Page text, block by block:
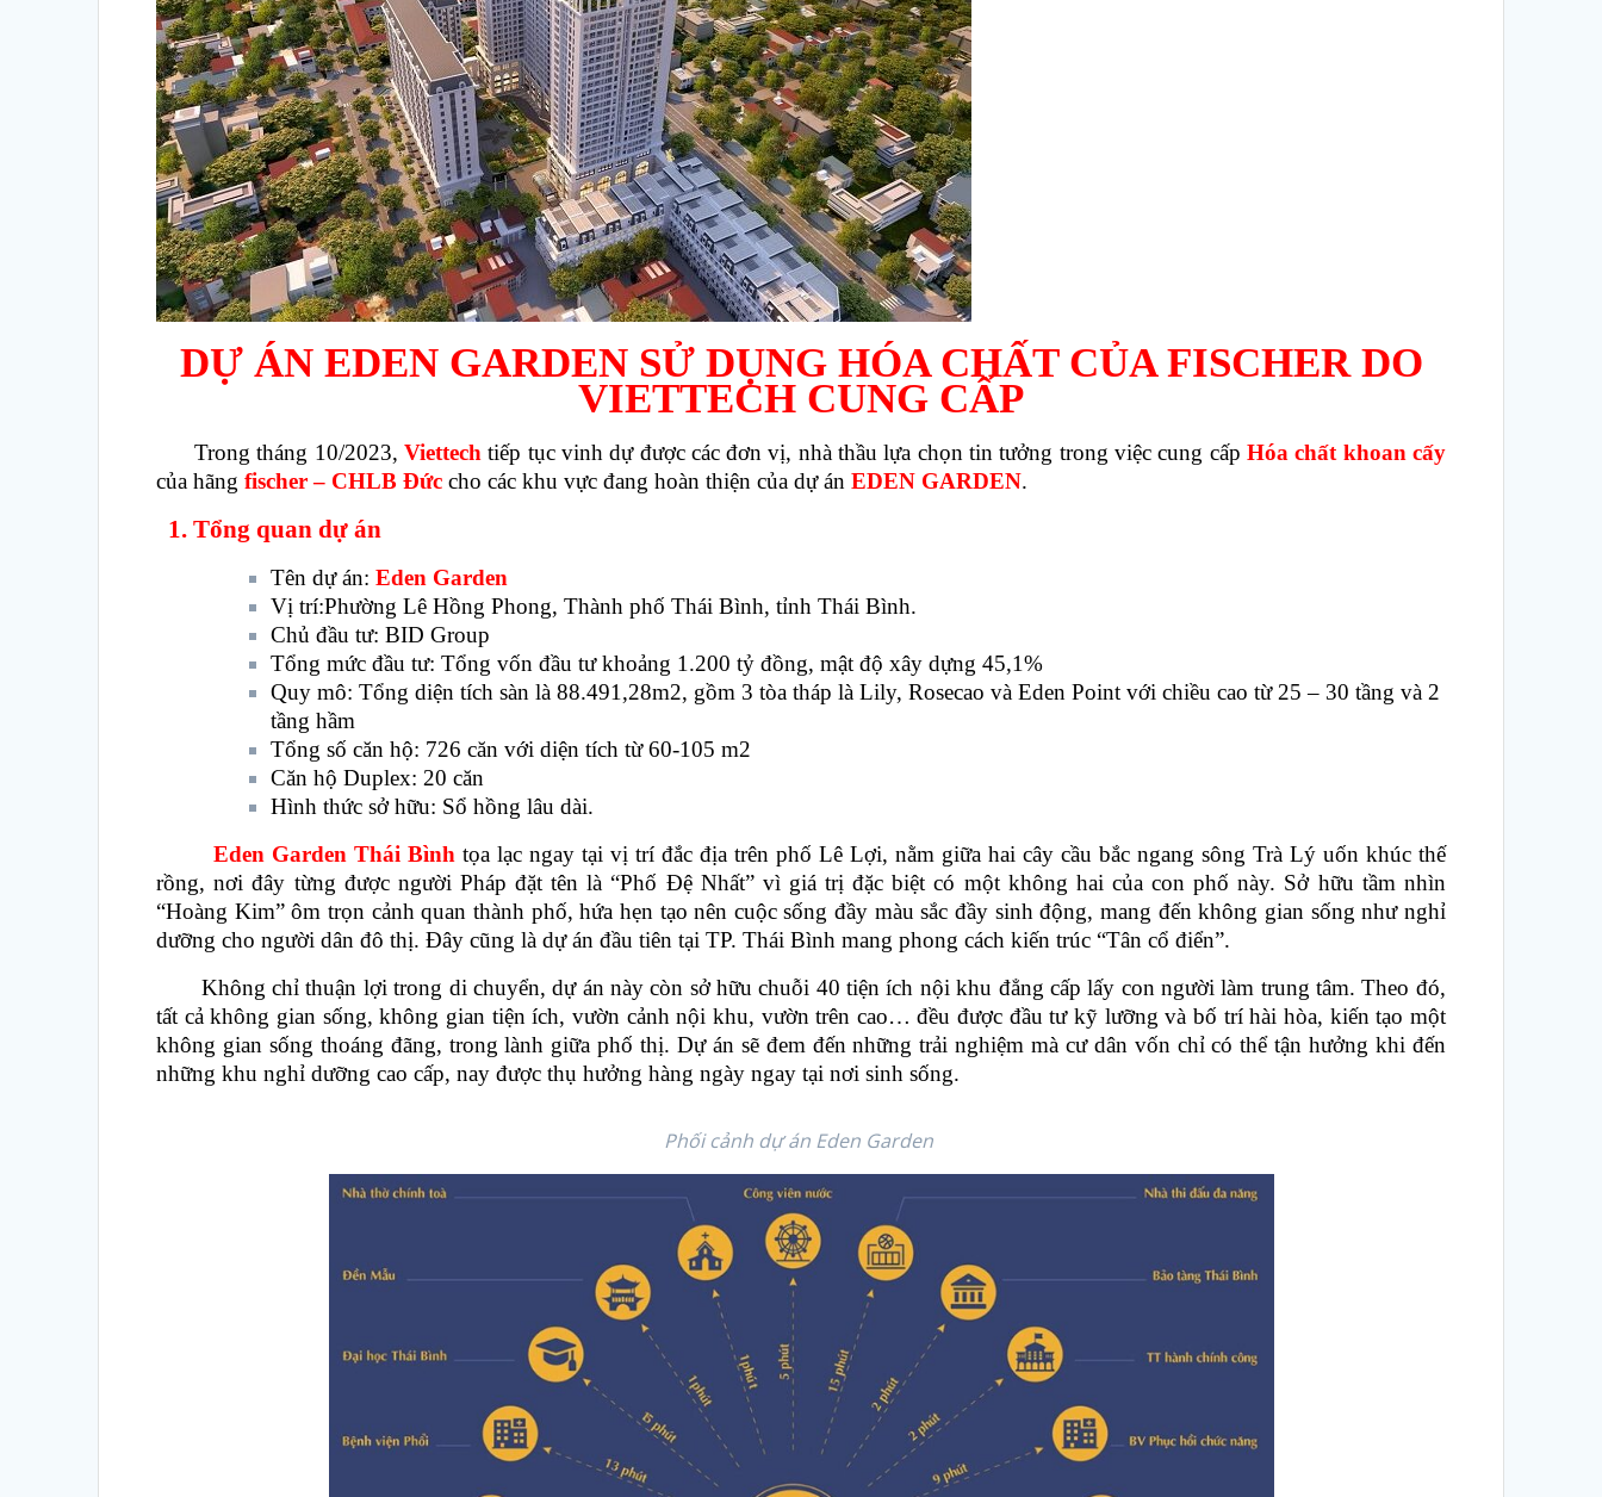
DỰ ÁN EDEN GARDEN SỬ DỤNG HÓA CHẤT CỦA FISCHER DO
VIETTECH CUNG CẤP
Trong tháng 10/2023, Viettech tiếp tục vinh dự được các đơn vị, nhà thầu lựa chọn tin tưởng trong việc cung cấp Hóa chất khoan cấy
của hãngfischer – CHLB Đức cho các khu vực đang hoàn thiện của dự ánEDEN GARDEN.
1. Tổng quan dự án
Tên dự án:Eden Garden
Vị trí:Phường Lê Hồng Phong, Thành phố Thái Bình, tỉnh Thái Bình.
Chủ đầu tư: BID Group
Tổng mức đầu tư: Tổng vốn đầu tư khoảng 1.200 tỷ đồng, mật độ xây dựng 45,1%
Quy mô: Tổng diện tích sàn là 88.491,28m2, gồm 3 tòa tháp là Lily, Rosecao và Eden Point với chiều cao từ 25 – 30 tầng và 2
tầng hầm
Tổng số căn hộ: 726 căn với diện tích từ 60-105 m2
Căn hộ Duplex: 20 căn
Hình thức sở hữu: Sổ hồng lâu dài.
Eden Garden Thái Bình tọa lạc ngay tại vị trí đắc địa trên phố Lê Lợi, nằm giữa hai cây cầu bắc ngang sông Trà Lý uốn khúc thế
rồng, nơi đây từng được người Pháp đặt tên là “Phố Đệ Nhất” vì giá trị đặc biệt có một không hai của con phố này. Sở hữu tầm nhìn
“Hoàng Kim” ôm trọn cảnh quan thành phố, hứa hẹn tạo nên cuộc sống đầy màu sắc đầy sinh động, mang đến không gian sống như nghỉ
dưỡng cho người dân đô thị. Đây cũng là dự án đầu tiên tại TP. Thái Bình mang phong cách kiến trúc “Tân cổ điển”.
Không chỉ thuận lợi trong di chuyển, dự án này còn sở hữu chuỗi 40 tiện ích nội khu đẳng cấp lấy con người làm trung tâm. Theo đó,
tất cả không gian sống, không gian tiện ích, vườn cảnh nội khu, vườn trên cao… đều được đầu tư kỹ lưỡng và bố trí hài hòa, kiến tạo một
không gian sống thoáng đãng, trong lành giữa phố thị. Dự án sẽ đem đến những trải nghiệm mà cư dân vốn chỉ có thể tận hưởng khi đến
những khu nghỉ dưỡng cao cấp, nay được thụ hưởng hàng ngày ngay tại nơi sinh sống.
Phối cảnh dự án Eden Garden